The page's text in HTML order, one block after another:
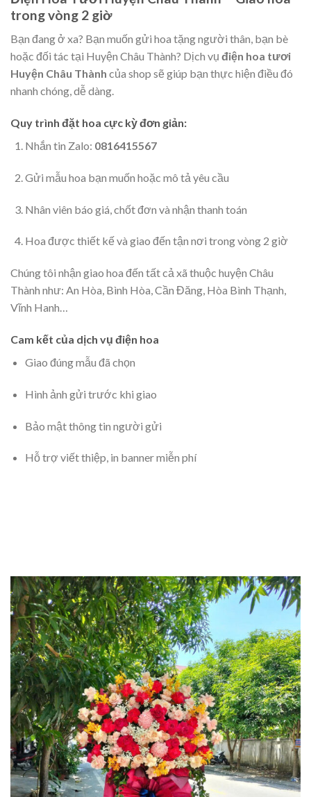
trong vòng 2 giờ
Bạn đang ở xa? Bạn muốn gửi hoa tặng người thân, bạn bè
hoặc đối tác tại Huyện Châu Thành? Dịch vụ điện hoa tươi
Huyện Châu Thành của shop sẽ giúp bạn thực hiện điều đó
nhanh chóng, dễ dàng.
Quy trình đặt hoa cực kỳ đơn giản:
Nhắn tin Zalo: 0816415567
Gửi mẫu hoa bạn muốn hoặc mô tả yêu cầu
Nhân viên báo giá, chốt đơn và nhận thanh toán
Hoa được thiết kế và giao đến tận nơi trong vòng 2 giờ
Chúng tôi nhận giao hoa đến tất cả xã thuộc huyện Châu
Thành như: An Hòa, Bình Hòa, Cần Đăng, Hòa Bình Thạnh,
Vĩnh Hanh…
Cam kết của dịch vụ điện hoa
Giao đúng mẫu đã chọn
Hình ảnh gửi trước khi giao
Bảo mật thông tin người gửi
Hỗ trợ viết thiệp, in banner miễn phí